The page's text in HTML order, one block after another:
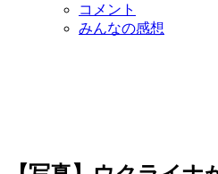
コメント
みんなの感想